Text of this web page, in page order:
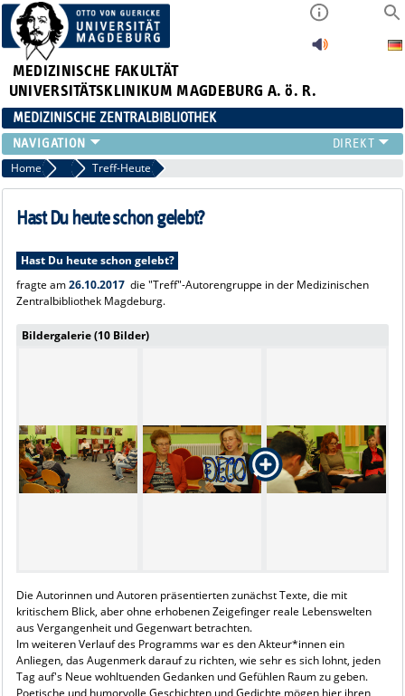
MEDIZINISCHE FAKULTÄT
UNIVERSITÄTSKLINIKUM MAGDEBURG A. ö. R.
MEDIZINISCHE ZENTRALBIBLIOTHEK
LITERATURSUCHE
SERVICE
INFORMATIONSKOMPETENZ
PUBLIZIEREN
NEU HIER?
SUCHE A-Z
Home 2017 Treff-Heute
Hast Du heute schon gelebt?
Hast Du heute schon gelebt?
fragte am26.10.2017 die "Treff"-Autorengruppe in der Medizinischen
Zentralbibliothek Magdeburg.
Bildergalerie (10 Bilder)
Die Autorinnen und Autoren präsentierten zunächst Texte, die mit
kritischem Blick, aber ohne erhobenen Zeigefinger reale Lebenswelten
aus Vergangenheit und Gegenwart betrachten.
Im weiteren Verlauf des Programms war es den Akteur*innen ein
Anliegen, das Augenmerk darauf zu richten, wie sehr es sich lohnt, jeden
Tag auf's Neue wohltuenden Gedanken und Gefühlen Raum zu geben.
Poetische und humorvolle Geschichten und Gedichte mögen hier ihren